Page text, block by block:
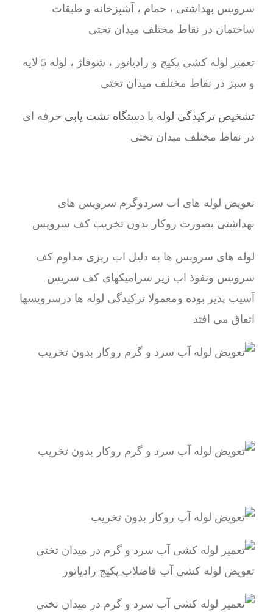
سرویس بهداشتی ، حمام ، آشپزخانه و طبقات
ساختمان در نقاط مختلف میدان تختی
تعمیر لوله کشی پکیج و رادیاتور ، شوفاژ ، لوله 5 لایه
و سبز در نقاط مختلف میدان تختی
تشخیص ترکیدگی لوله با دستگاه نشت یابی حرفه ای
در نقاط مختلف میدان تختی
تعویض لوله های اب سردوگرم سرویس های
بهداشتی بصورت روکار بدون تخریب کف سرویس
لوله های سرویس ها به دلیل اب ریزی مداوم کف
سرویس ونفوذ اب زیر سرامیکهای کف سریس
آسیب پذیر بوده ومعمولا ترکیدگی لوله ها درسرویسها
اتفاق می افتد